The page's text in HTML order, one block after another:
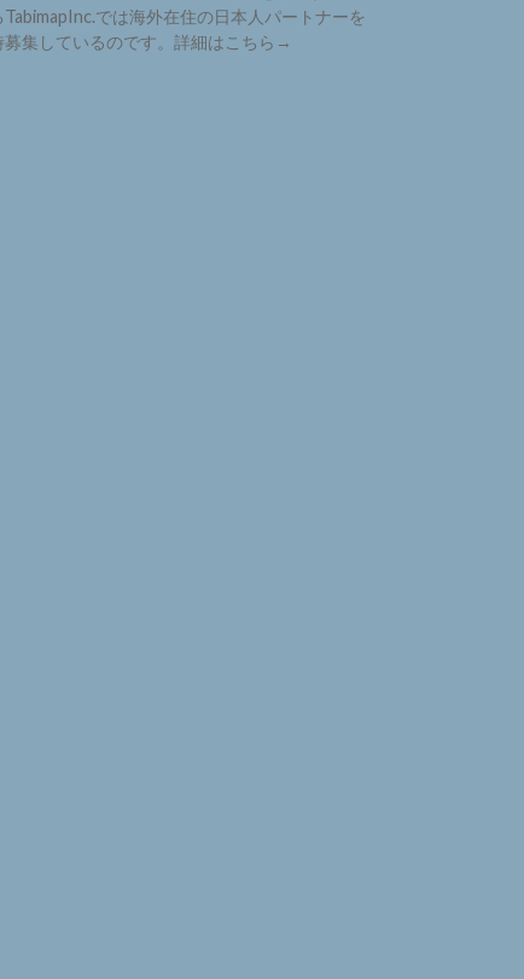
TabimapInc.では海外在住の日本人パートナーを
募集しているのです。詳細はこちら→